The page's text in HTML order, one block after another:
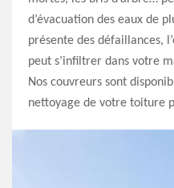
d’évacuation des eaux de
présente des défaillances,
peut s’infiltrer dans votre
Nos couvreurs sont
nettoyage de votre toiture